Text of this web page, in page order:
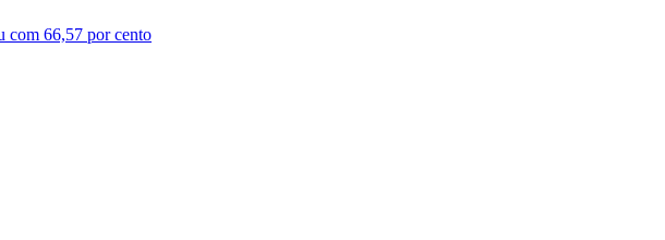
com 66,57 por cento